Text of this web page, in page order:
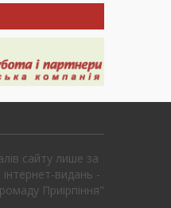
сайту лише за
видань -
Приірпіння"